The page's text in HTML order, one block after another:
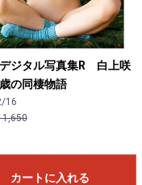
デジタル写真集R 白上咲
の同棲物語
16
1,650
カートに入れる